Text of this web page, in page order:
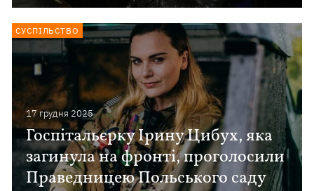
17 грудня 2025
Госпітальєрку Ірину Цибух, яка
загинула на фронті, проголосили
Праведницею Польського саду
СУСПІЛЬСТВО